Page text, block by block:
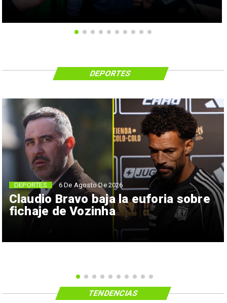
Claudio Bravo baja la euforia sobre
fichaje de Vozinha
DEPORTES 6 De Agosto De 2026
DEPORTES
TENDENCIAS